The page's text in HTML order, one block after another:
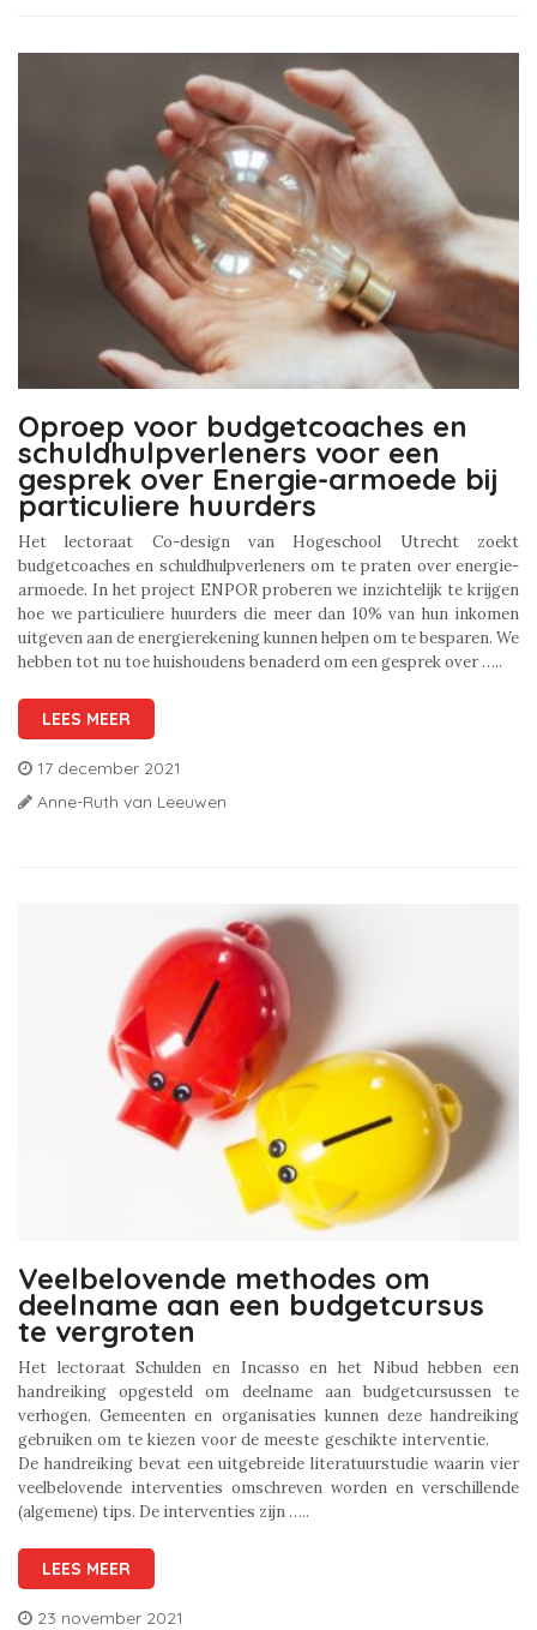
Oproep voor budgetcoaches en
schuldhulpverleners voor een
gesprek over Energie-armoede bij
particuliere huurders
Het lectoraat Co-design van Hogeschool Utrecht zoekt
budgetcoaches en schuldhulpverleners om te praten over energie-
armoede. In het project ENPOR proberen we inzichtelijk te krijgen
hoe we particuliere huurders die meer dan 10% van hun inkomen
uitgeven aan de energierekening kunnen helpen om te besparen. We
hebben tot nu toe huishoudens benaderd om een gesprek over …..
LEES MEER
17 december 2021
Anne-Ruth van Leeuwen
Veelbelovende methodes om
deelname aan een budgetcursus
te vergroten
Het lectoraat Schulden en Incasso en het Nibud hebben een
handreiking opgesteld om deelname aan budgetcursussen te
verhogen. Gemeenten en organisaties kunnen deze handreiking
gebruiken om te kiezen voor de meeste geschikte interventie.
De handreiking bevat een uitgebreide literatuurstudie waarin vier
veelbelovende interventies omschreven worden en verschillende
(algemene) tips. De interventies zijn …..
LEES MEER
23 november 2021